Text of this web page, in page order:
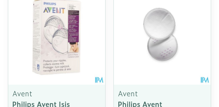
Avent
Philips Avent Isis
Avent
Philips Avent